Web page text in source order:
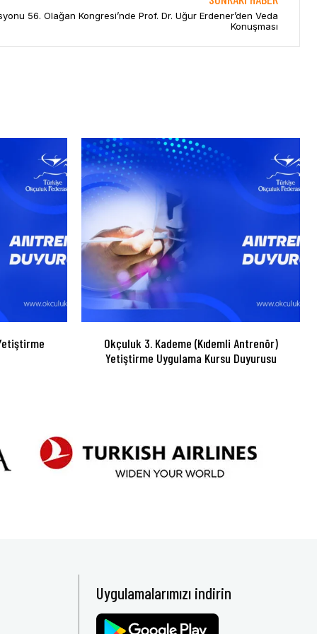
56. Olağan Kongresi’nde Prof. Dr. Uğur Erdener’den Veda
Konuşması
Okçuluk 3. Kademe (Kıdemli Antrenör)
Yetiştirme Uygulama Kursu Duyurusu
Uygulamalarımızı indirin